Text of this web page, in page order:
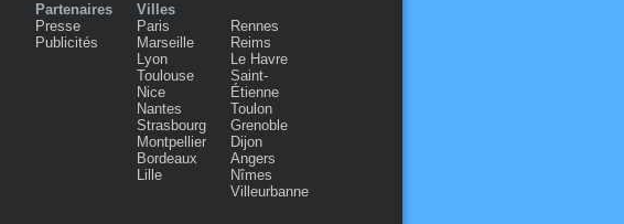
Partenaires
Presse
Publicités
Villes
Paris
Marseille
Lyon
Toulouse
Nice
Nantes
Strasbourg
Montpellier
Bordeaux
Lille
Rennes
Reims
Le Havre
Saint-
Étienne
Toulon
Grenoble
Dijon
Angers
Nîmes
Villeurbanne